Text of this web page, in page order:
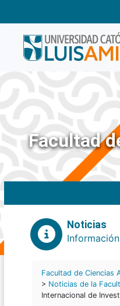
Facultad
Noticias
Facultad de Ciencias
> Noticias de la
Internacional de